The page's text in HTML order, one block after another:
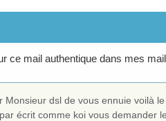
ce mail authentique dans mes
Monsieur dsl de vous ennuie voilà
écrit comme koi vous demander